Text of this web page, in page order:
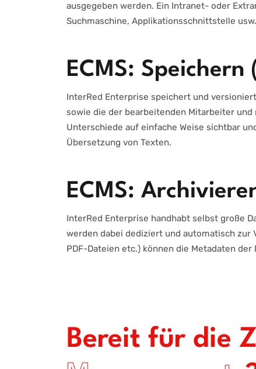
ausgegeben werden. Ein Intranet- oder
Suchmaschine, Applikationsschnittstelle
ECMS: Speichern
InterRed Enterprise speichert und
sowie die der bearbeitenden Mitarbeiter
Unterschiede auf einfache Weise sichtbar
Übersetzung von Texten.
ECMS:
InterRed Enterprise handhabt selbst große
werden dabei dediziert und automatisch zur
PDF-Dateien etc.) können die Metadaten
Bereit für die